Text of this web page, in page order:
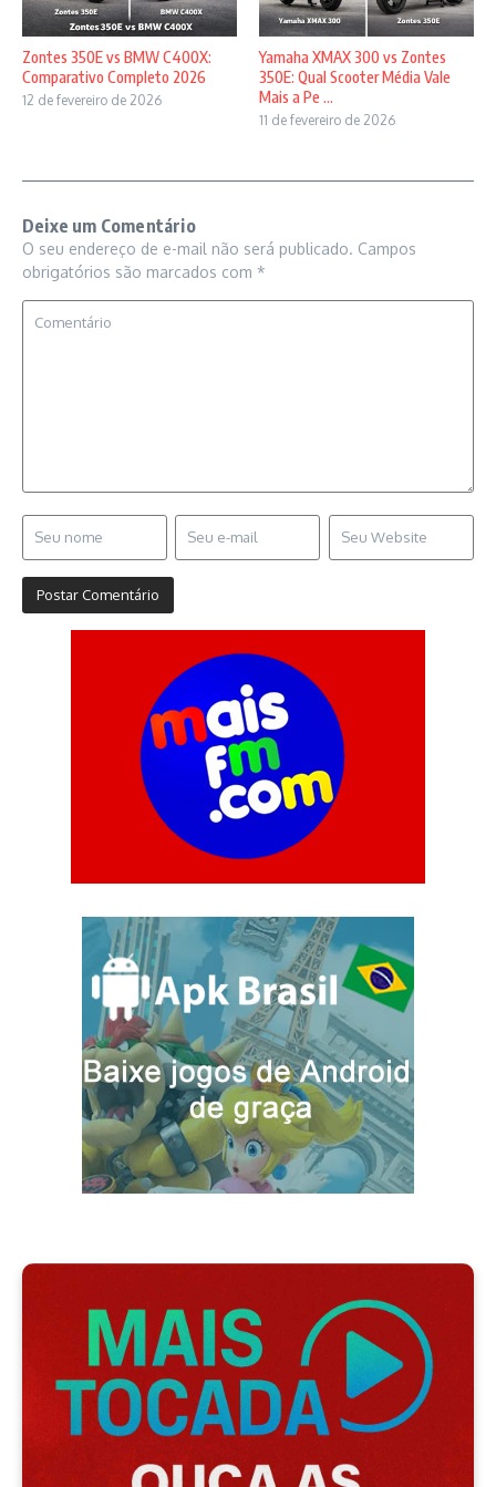
Zontes 350E vs BMW C400X:
Comparativo Completo 2026
12 de fevereiro de 2026
Yamaha XMAX 300 vs Zontes
350E: Qual Scooter Média Vale
Mais a Pe ...
11 de fevereiro de 2026
Deixe um Comentário
O seu endereço de e-mail não será publicado. Campos
obrigatórios são marcados com *